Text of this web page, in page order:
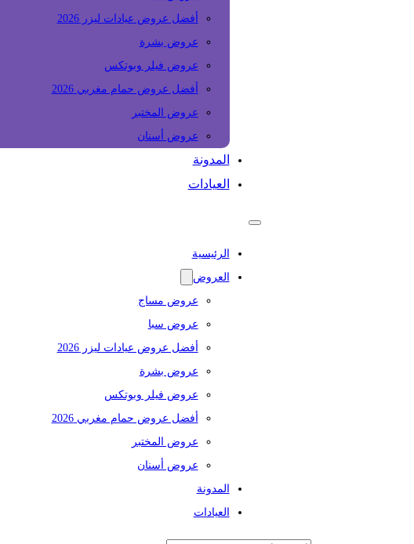
أفضل عروض عيادات ليزر 2026
عروض بشرة
عروض فيلر وبوتكس
أفضل عروض حمام مغربي 2026
عروض المختبر
عروض أسنان
المدونة
العيادات
الرئيسية
العروض
عروض مساج
عروض سبا
أفضل عروض عيادات ليزر 2026
عروض بشرة
عروض فيلر وبوتكس
أفضل عروض حمام مغربي 2026
عروض المختبر
عروض أسنان
المدونة
العيادات